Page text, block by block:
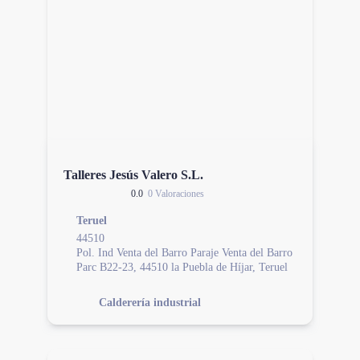
Talleres Jesús Valero S.L.
0.0 0 Valoraciones
Teruel
44510
Pol. Ind Venta del Barro Paraje Venta del Barro
Parc B22-23, 44510 la Puebla de Híjar, Teruel
Calderería industrial